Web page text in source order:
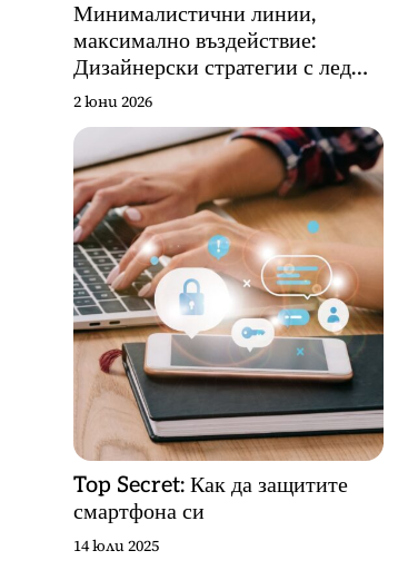
Минималистични линии,
максимално въздействие:
Дизайнерски стратегии с лед
ленти
2 юни 2026
Top Secret: Как да защитите
смартфона си
14 юли 2025